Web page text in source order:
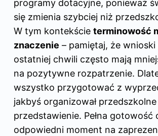
programy dotacyjne, ponieważ
się zmienia szybciej niż
W tym kontekście terminowość
znaczenie – pamiętaj, że wnioski
ostatniej chwili często mają
na pozytywne rozpatrzenie.
wszystko przygotować z
jakbyś organizował przedszkolne
przedstawienie. Pełna gotowość
odpowiedni moment na